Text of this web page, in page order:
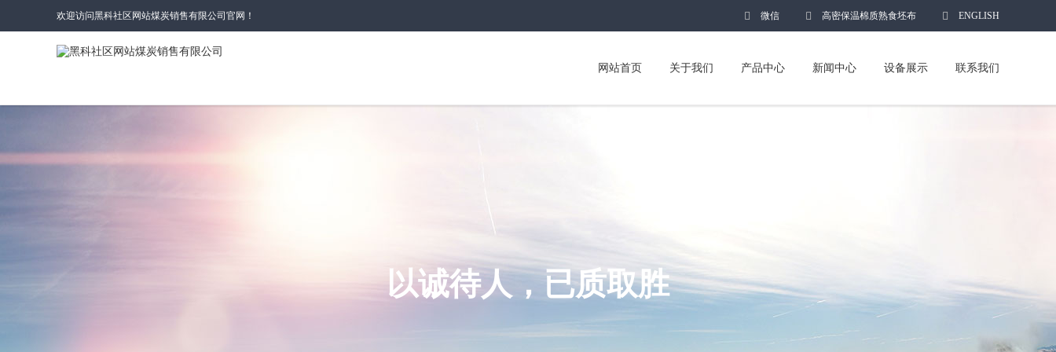
欢迎访问黑科社区网站煤炭销售有限公司官网！ 微信 高密保温棉质熟食坯布 ENGLISH
网站首页 关于我们 产品中心 新闻中心 设备展示 联系我们
以诚待人，已质取胜